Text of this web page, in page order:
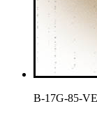
B-17G-85-